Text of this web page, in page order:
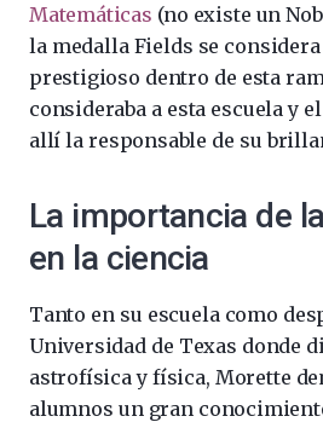
Matemáticas (no existe un
la medalla Fields se
prestigioso dentro de esta
consideraba a esta escuela y
allí la responsable de su
La importancia de
en la ciencia
Tanto en su escuela como
Universidad de Texas donde
astrofísica y física, Morette
alumnos un gran